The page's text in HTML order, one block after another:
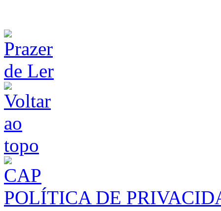
POLÍTICA DE